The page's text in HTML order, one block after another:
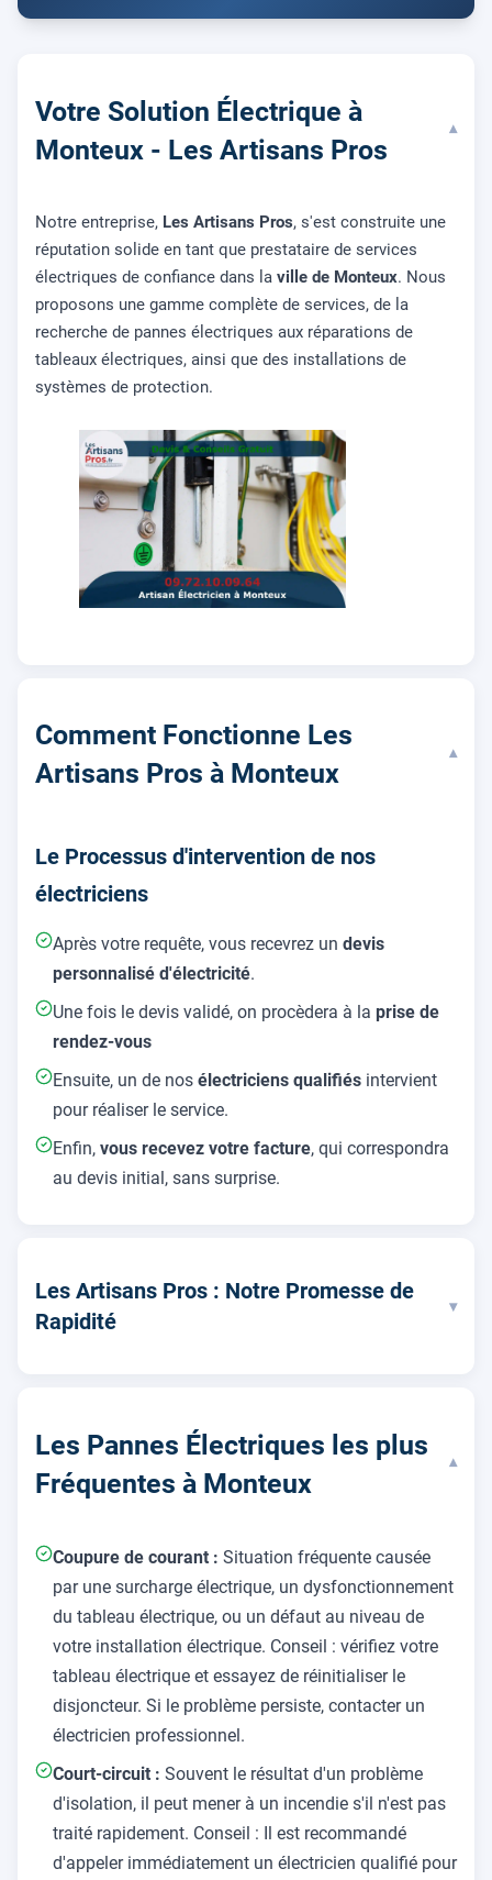
Votre Solution Électrique à
Monteux - Les Artisans Pros
▾
Notre entreprise, Les Artisans Pros, s'est construite une
réputation solide en tant que prestataire de services
électriques de confiance dans la ville de Monteux. Nous
proposons une gamme complète de services, de la
recherche de pannes électriques aux réparations de
tableaux électriques, ainsi que des installations de
systèmes de protection.
Comment Fonctionne Les
Artisans Pros à Monteux
▾
Le Processus d'intervention de nos
électriciens
Après votre requête, vous recevrez un devis
personnalisé d'électricité.
Une fois le devis validé, on procèdera à la prise de
rendez-vous
Ensuite, un de nos électriciens qualifiés intervient
pour réaliser le service.
Enfin, vous recevez votre facture, qui correspondra
au devis initial, sans surprise.
Les Artisans Pros : Notre Promesse de
Rapidité
▾
Les Pannes Électriques les plus
Fréquentes à Monteux
▾
Coupure de courant : Situation fréquente causée
par une surcharge électrique, un dysfonctionnement
du tableau électrique, ou un défaut au niveau de
votre installation électrique. Conseil : vérifiez votre
tableau électrique et essayez de réinitialiser le
disjoncteur. Si le problème persiste, contacter un
électricien professionnel.
Court-circuit : Souvent le résultat d'un problème
d'isolation, il peut mener à un incendie s'il n'est pas
traité rapidement. Conseil : Il est recommandé
d'appeler immédiatement un électricien qualifié pour